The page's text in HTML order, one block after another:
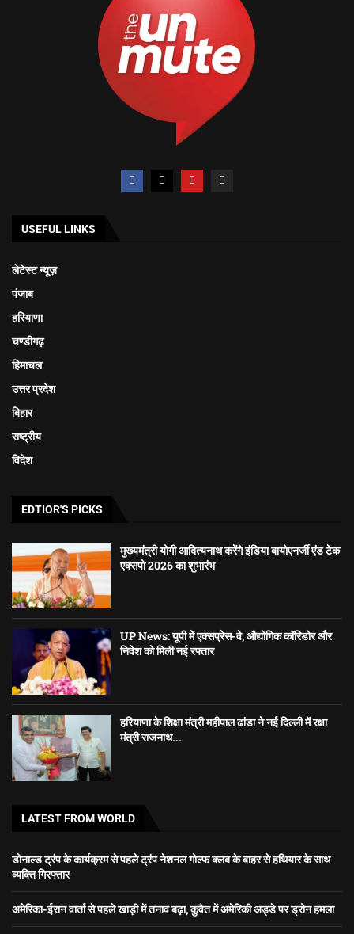
USEFUL LINKS
लेटेस्ट न्यूज़
पंजाब
हरियाणा
चण्डीगढ़
हिमाचल
उत्तर प्रदेश
बिहार
राष्ट्रीय
विदेश
EDTIOR'S PICKS
मुख्यमंत्री योगी आदित्यनाथ करेंगे इंडिया बायोएनर्जी एंड टेक
एक्सपो 2026 का शुभारंभ
UP News: यूपी में एक्सप्रेस-वे, औद्योगिक कॉरिडोर और
निवेश को मिली नई रफ्तार
हरियाणा के शिक्षा मंत्री महीपाल ढांडा ने नई दिल्ली में रक्षा
मंत्री राजनाथ...
LATEST FROM WORLD
डोनाल्ड ट्रंप के कार्यक्रम से पहले ट्रंप नेशनल गोल्फ क्लब के बाहर से हथियार के साथ
व्यक्ति गिरफ्तार
अमेरिका-ईरान वार्ता से पहले खाड़ी में तनाव बढ़ा, कुवैत में अमेरिकी अड्डे पर ड्रोन हमला